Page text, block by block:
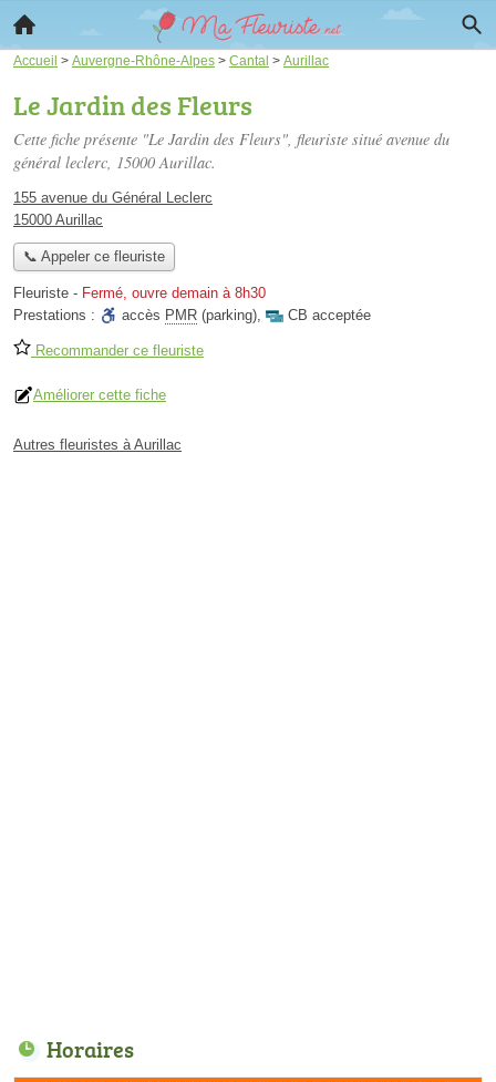
Accueil > Auvergne-Rhône-Alpes > Cantal > Aurillac
Le Jardin des Fleurs
Cette fiche présente "Le Jardin des Fleurs", fleuriste situé avenue du
général leclerc, 15000 Aurillac.
155 avenue du Général Leclerc
15000 Aurillac
📞 Appeler ce fleuriste
Fleuriste - Fermé, ouvre demain à 8h30
Prestations :
accès PMR (parking), CB acceptée
Recommander ce fleuriste
Améliorer cette fiche
Autres fleuristes à Aurillac
Horaires